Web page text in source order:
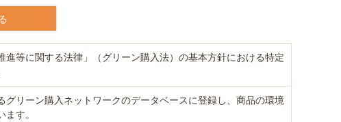
進等に関する法律」（グリーン購入法）の基本方針における特定
グリーン購入ネットワークのデータベースに登録し、商品の環境
す。